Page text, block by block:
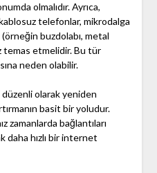
olmalıdır. Ayrıca,
telefonlar, mikrodalga
buzdolabı, metal
temas etmelidir. Bu tür
neden olabilir.
olarak yeniden
basit bir yoludur.
zamanlarda bağlantıları
daha hızlı bir internet